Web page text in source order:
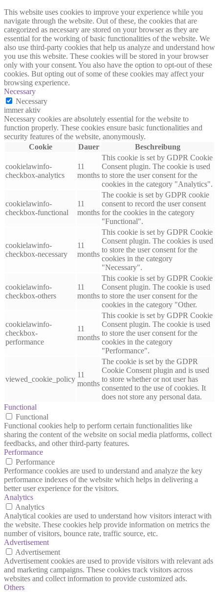
This website uses cookies to improve your experience while you
navigate through the website. Out of these, the cookies that are
categorized as necessary are stored on your browser as they are
essential for the working of basic functionalities of the website. We
also use third-party cookies that help us analyze and understand how
you use this website. These cookies will be stored in your browser
only with your consent. You also have the option to opt-out of these
cookies. But opting out of some of these cookies may affect your
browsing experience.
Necessary
Necessary
immer aktiv
Necessary cookies are absolutely essential for the website to
function properly. These cookies ensure basic functionalities and
security features of the website, anonymously.
Cookie
Dauer Beschreibung
cookielawinfo-
checkbox-analytics
11
months
This cookie is set by GDPR Cookie
Consent plugin. The cookie is used
to store the user consent for the
cookies in the category "Analytics".
cookielawinfo-
checkbox-functional
11
months
The cookie is set by GDPR cookie
consent to record the user consent
for the cookies in the category
"Functional".
cookielawinfo-
checkbox-necessary
11
months
This cookie is set by GDPR Cookie
Consent plugin. The cookies is used
to store the user consent for the
cookies in the category
"Necessary".
cookielawinfo-
checkbox-others
11
months
This cookie is set by GDPR Cookie
Consent plugin. The cookie is used
to store the user consent for the
cookies in the category "Other.
cookielawinfo-
checkbox-
performance
11
months
This cookie is set by GDPR Cookie
Consent plugin. The cookie is used
to store the user consent for the
cookies in the category
"Performance".
viewed_cookie_policy
11
months
The cookie is set by the GDPR
Cookie Consent plugin and is used
to store whether or not user has
consented to the use of cookies. It
does not store any personal data.
Functional
Functional
Functional cookies help to perform certain functionalities like
sharing the content of the website on social media platforms, collect
feedbacks, and other third-party features.
Performance
Performance
Performance cookies are used to understand and analyze the key
performance indexes of the website which helps in delivering a
better user experience for the visitors.
Analytics
Analytics
Analytical cookies are used to understand how visitors interact with
the website. These cookies help provide information on metrics the
number of visitors, bounce rate, traffic source, etc.
Advertisement
Advertisement
Advertisement cookies are used to provide visitors with relevant ads
and marketing campaigns. These cookies track visitors across
websites and collect information to provide customized ads.
Others